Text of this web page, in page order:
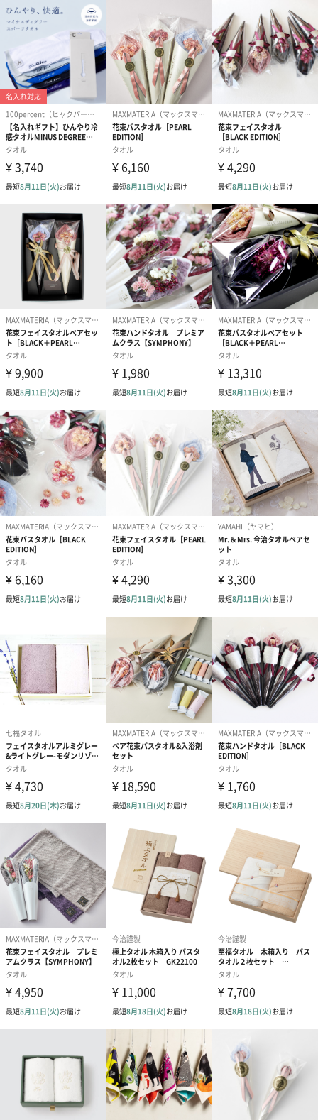
素材の魅力を引き立てます。
日頃の感謝を込めて贈るのはいかがですか？
商品詳細情報
素材
綿100％ タッセル付き
製造年
2020年
生産地
日本製
サイズ/容量
34cm×36cm
重さ
お届け内容
OPP袋入り
その他留意事
項
■色物は若干色落ちするすることがありますので、
白いものとは分けてお洗いください
■製品の特性上、多少毛羽落ちすることがあります
■洗濯時はネット洗いがおすすめです
商品オプション情報
お届けボックスオプション
配送用のダンボールを装飾いたします。お相手のご住所に直接お
送りする際に人気のオプションです。お相手に直接手渡しする場
合は、紙袋との併用もおすすめです。
ダンボール装飾（ひま
わり）（720円）
ダンボール装飾（チュ
ーリップ）（720円）
ダンボール装
イトピンク×
ト）（580円）
紙袋
お渡し用の紙袋です。
商品に合わせたサイズをお届けします。
あり（280円）
メッセージカード（通常・写真・グリーティング）
誕生日や結婚祝い・出産祝いなど、様々なシーンのメッセージカ
ードを同梱します。
メッセージカードや封筒のデザインは一部変更する場合がありま
す。